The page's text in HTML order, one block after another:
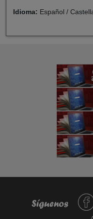
Idioma: Español /
Redes
Síguenos